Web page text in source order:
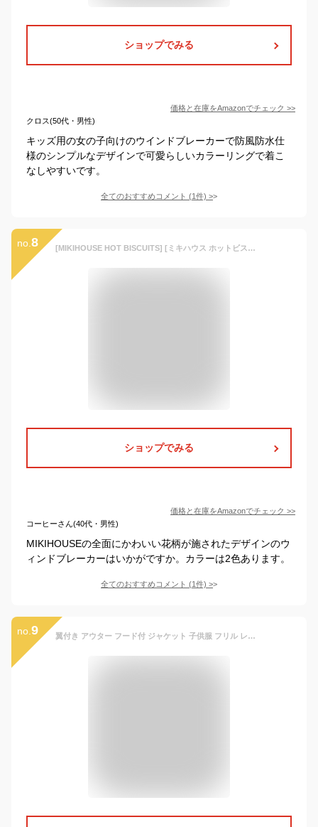
ショップでみる
価格と在庫をAmazonでチェック >>
クロス(50代・男性)
キッズ用の女の子向けのウインドブレーカーで防風防水仕
様のシンプルなデザインで可愛らしいカラーリングで着こ
なしやすいです。
全てのおすすめコメント (1件) >
no. 8 [MIKIHOUSE HOT BISCUITS] [ミキハウス ホットビスケッツ] ウインドブレーカー ジャケット アウター ベビー服 キッズ 男の子 女の子 71-3701-579 100cm ピンク
ショップでみる
価格と在庫をAmazonでチェック >>
コーヒーさん(40代・男性)
MIKIHOUSEの全面にかわいい花柄が施されたデザインのウ
ィンドブレーカーはいかがですか。カラーは2色あります。
全てのおすすめコメント (1件) >
no. 9 翼付き アウター フード付 ジャケット 子供服 フリル レインボー 女の子 キッズ 可愛い ウインドブレーカー 春服 ジップパーカー 秋 80cm 90cm 100cm 110cm 120cm 130cm